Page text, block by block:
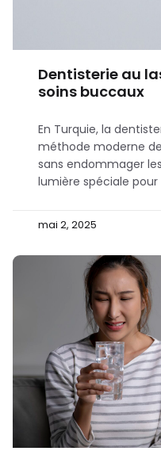
Dentisterie au
soins buccaux
En Turquie, la
méthode moderne
sans endommager
lumière spéciale pour
mai 2, 2025